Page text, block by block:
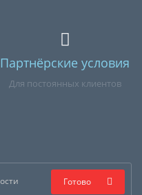
Партнёрские условия
Для постоянных клиентов
Готово